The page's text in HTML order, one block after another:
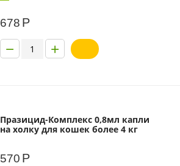
678 Р
+
−
Празицид-Комплекс 0,8мл капли
на холку для кошек более 4 кг
570 Р